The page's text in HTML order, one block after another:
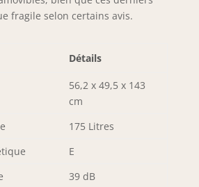
personnalisation et
fiable des aliments
fragile selon certains avis.
Détails
56,2 x 49,5 x 143
cm
175 Litres
E
39 dB